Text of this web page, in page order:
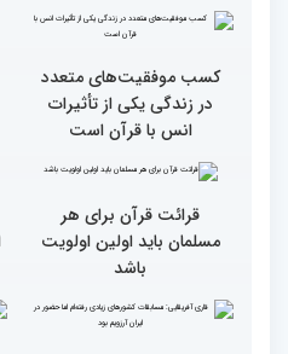
گزارش تصویری دومین روز
رقابت بخش بانوان چهلمین
دوره مسابقات بین المللی
قرآن کریم (بخش دوم)
متسابقین چهلمین دوره
مسابقات بین المللی قرآن
کریم از حسینیه جماران